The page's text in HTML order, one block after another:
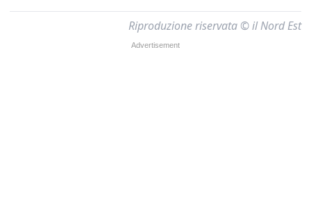
Riproduzione riservata © il Nord Est